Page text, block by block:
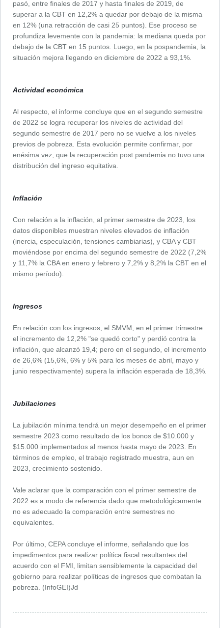
pasó, entre finales de 2017 y hasta finales de 2019, de
superar a la CBT en 12,2% a quedar por debajo de la misma
en 12% (una retracción de casi 25 puntos). Ese proceso se
profundiza levemente con la pandemia: la mediana queda por
debajo de la CBT en 15 puntos. Luego, en la pospandemia, la
situación mejora llegando en diciembre de 2022 a 93,1%.
Actividad económica
Al respecto, el informe concluye que en el segundo semestre
de 2022 se logra recuperar los niveles de actividad del
segundo semestre de 2017 pero no se vuelve a los niveles
previos de pobreza. Esta evolución permite confirmar, por
enésima vez, que la recuperación post pandemia no tuvo una
distribución del ingreso equitativa.
Inflación
Con relación a la inflación, al primer semestre de 2023, los
datos disponibles muestran niveles elevados de inflación
(inercia, especulación, tensiones cambiarias), y CBA y CBT
moviéndose por encima del segundo semestre de 2022 (7,2%
y 11,7% la CBA en enero y febrero y 7,2% y 8,2% la CBT en el
mismo período).
Ingresos
En relación con los ingresos, el SMVM, en el primer trimestre
el incremento de 12,2% "se quedó corto" y perdió contra la
inflación, que alcanzó 19,4; pero en el segundo, el incremento
de 26,6% (15,6%, 6% y 5% para los meses de abril, mayo y
junio respectivamente) supera la inflación esperada de 18,3%.
Jubilaciones
La jubilación mínima tendrá un mejor desempeño en el primer
semestre 2023 como resultado de los bonos de $10.000 y
$15.000 implementados al menos hasta mayo de 2023. En
términos de empleo, el trabajo registrado muestra, aun en
2023, crecimiento sostenido.
Vale aclarar que la comparación con el primer semestre de
2022 es a modo de referencia dado que metodológicamente
no es adecuado la comparación entre semestres no
equivalentes.
Por último, CEPA concluye el informe, señalando que los
impedimentos para realizar política fiscal resultantes del
acuerdo con el FMI, limitan sensiblemente la capacidad del
gobierno para realizar políticas de ingresos que combatan la
pobreza. (InfoGEI)Jd